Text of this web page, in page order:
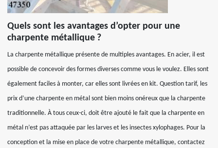
Quels sont les avantages d’opter pour une
charpente métallique ?
La charpente métallique présente de multiples avantages. En acier, il est
possible de concevoir des formes diverses comme vous le voulez. Elles sont
également faciles à monter, car elles sont livrées en kit. Question tarif, les
prix d’une charpente en métal sont bien moins onéreux que la charpente
traditionnelle. À tous ceux-ci, doit être ajouté le fait que la charpente en
métal n’est pas attaquée par les larves et les insectes xylophages. Pour la
conception et la mise en place de votre charpente métallique, contactez